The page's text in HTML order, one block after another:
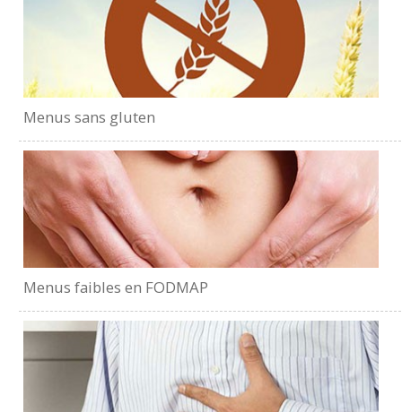
Menus sans gluten
Menus faibles en FODMAP